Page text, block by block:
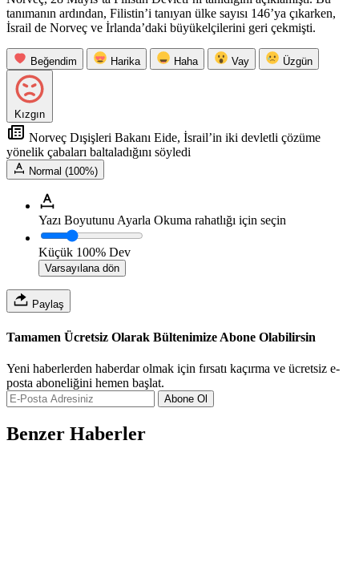
tanımanın ardından, Filistin’i tanıyan ülke sayısı 146’ya çıkarken,
İsrail de Norveç ve İrlanda’daki büyükelçilerini geri çekmişti.
Beğendim Harika Haha Vay Üzgün
Kızgın
Norveç Dışişleri Bakanı Eide, İsrail’in iki devletli çözüme
yönelik çabaları baltaladığını söyledi
Normal (100%)
Yazı Boyutunu Ayarla Okuma rahatlığı için seçin
Küçük 100% Dev
Varsayılana dön
Paylaş
Tamamen Ücretsiz Olarak Bültenimize Abone Olabilirsin
Yeni haberlerden haberdar olmak için fırsatı kaçırma ve ücretsiz e-
posta aboneliğini hemen başlat.
Abone Ol
Benzer Haberler